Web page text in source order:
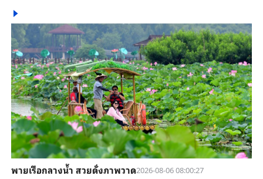
พายเรือกลางน้ำ สวยดั่งภาพวาด2026-08-06 08:00:27